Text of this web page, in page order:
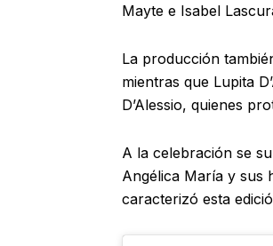
Mayte e Isabel
La producción
mientras que Lupita
D’Alessio, quienes
A la celebración se
Angélica María y sus
caracterizó esta